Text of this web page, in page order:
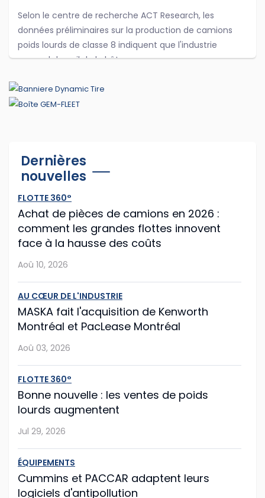
Selon le centre de recherche ACT Research, les
données préliminaires sur la production de camions
poids lourds de classe 8 indiquent que l'industrie
reprend du poil de la bête.
...
Jul 29, 2026
logiciels d'antipollution
Cummins et PACCAR ont récemment annoncé des
modifications logicielles à leurs moteurs diesel afin que
les routiers puissent continuer à rouler plus longtemps
après que les capteurs du camion o...
Mack propose la mise à jour facilitée
Le constructeur américain Mack Trucks franchit une
nouvelle étape vers la simplification de la
maintenance de flotte avec sa nouvelle fonction Lock
Jul 27, 2026
Hyundai Translead poursuit l'expansion de
ses camions à hydrogène
Même si le démarrage semble un peu laborieux,
l'entreprise sud-coréenne Hyundai Translead poursuit
son expansion.
Dernières
nouvelles
FLOTTE 360°
Achat de pièces de camions en 2026 :
comment les grandes flottes innovent
face à la hausse des coûts
Aoû 10, 2026
AU CŒUR DE L'INDUSTRIE
MASKA fait l'acquisition de Kenworth
Montréal et PacLease Montréal
Aoû 03, 2026
FLOTTE 360°
Bonne nouvelle : les ventes de poids
lourds augmentent
Jul 29, 2026
ÉQUIPEMENTS
Cummins et PACCAR adaptent leurs
logiciels d'antipollution